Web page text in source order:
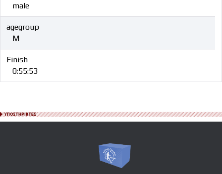
male
agegroup
M
Finish
0:55:53